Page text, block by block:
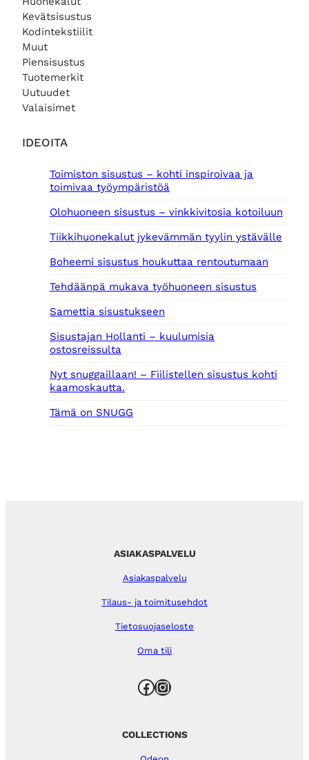
Kevätsisustus
Kodintekstiilit
Muut
Piensisustus
Tuotemerkit
Uutuudet
Valaisimet
IDEOITA
Toimiston sisustus – kohti inspiroivaa ja
toimivaa työympäristöä
Olohuoneen sisustus – vinkkivitosia kotoiluun
Tiikkihuonekalut jykevämmän tyylin ystävälle
Boheemi sisustus houkuttaa rentoutumaan
Tehdäänpä mukava työhuoneen sisustus
Samettia sisustukseen
Sisustajan Hollanti – kuulumisia
ostosreissulta
Nyt snuggaillaan! – Fiilistellen sisustus kohti
kaamoskautta.
Tämä on SNUGG
ASIAKASPALVELU
Asiakaspalvelu
Tilaus- ja toimitusehdot
Tietosuojaseloste
Oma tili
Facebook Instagram
COLLECTIONS